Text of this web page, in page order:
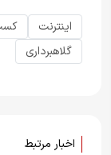
اینترنت
گلاهبرداری
اخبار مرتبط